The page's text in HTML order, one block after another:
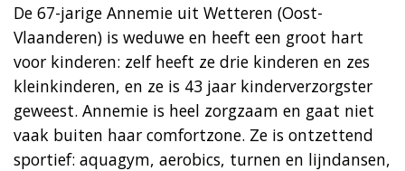
De 67-jarige Annemie uit Wetteren (Oost-
Vlaanderen) is weduwe en heeft een groot hart
voor kinderen: zelf heeft ze drie kinderen en zes
kleinkinderen, en ze is 43 jaar kinderverzorgster
geweest. Annemie is heel zorgzaam en gaat niet
vaak buiten haar comfortzone. Ze is ontzettend
sportief: aquagym, aerobics, turnen en lijndansen,